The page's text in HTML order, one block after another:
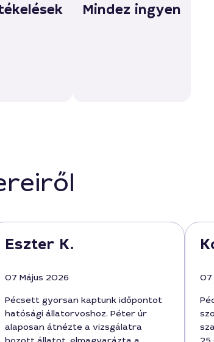
Mindez ingyen
Eszter K.
07 Május 2026
Pécsett gyorsan kaptunk időpontot
hatósági állatorvoshoz. Péter úr
alaposan átnézte a vizsgálatra
07